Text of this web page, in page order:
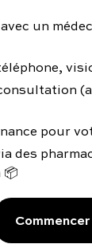
un
pour
des